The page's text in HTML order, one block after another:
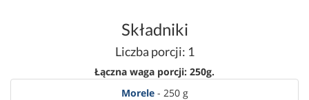
Składniki
Liczba porcji: 1
Łączna waga porcji: 250g.
Morele- 250 g